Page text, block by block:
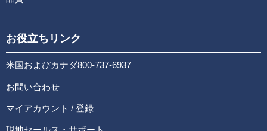
お役立ちリンク
米国およびカナダ800-737-6937
お問い合わせ
マイアカウント / 登録